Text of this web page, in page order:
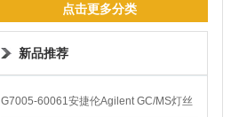
点击更多分类
新品推荐
G7005-60061安捷伦Agilent GC/MS灯丝